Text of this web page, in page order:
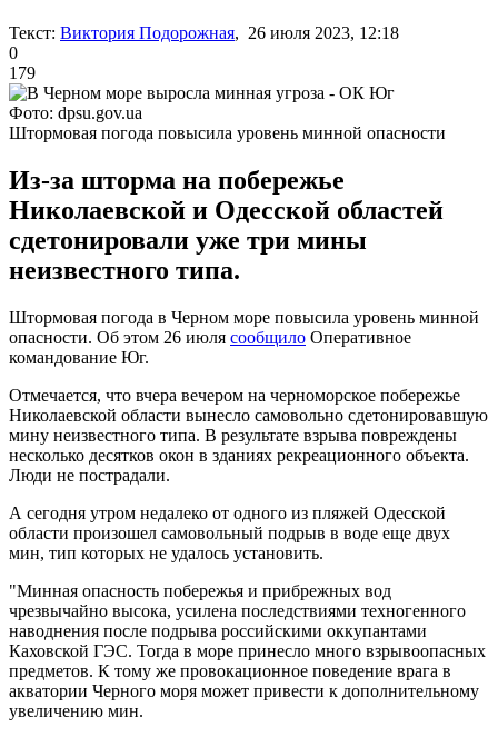
Текст: Виктория Подорожная, 26 июля 2023, 12:18
0
179
Фото: dpsu.gov.ua
Штормовая погода повысила уровень минной опасности
Из-за шторма на побережье
Николаевской и Одесской областей
сдетонировали уже три мины
неизвестного типа.
Штормовая погода в Черном море повысила уровень минной
опасности. Об этом 26 июля сообщило Оперативное
командование Юг.
Отмечается, что вчера вечером на черноморское побережье
Николаевской области вынесло самовольно сдетонировавшую
мину неизвестного типа. В результате взрыва повреждены
несколько десятков окон в зданиях рекреационного объекта.
Люди не пострадали.
А сегодня утром недалеко от одного из пляжей Одесской
области произошел самовольный подрыв в воде еще двух
мин, тип которых не удалось установить.
"Минная опасность побережья и прибрежных вод
чрезвычайно высока, усилена последствиями техногенного
наводнения после подрыва российскими оккупантами
Каховской ГЭС. Тогда в море принесло много взрывоопасных
предметов. К тому же провокационное поведение врага в
акватории Черного моря может привести к дополнительному
увеличению мин.